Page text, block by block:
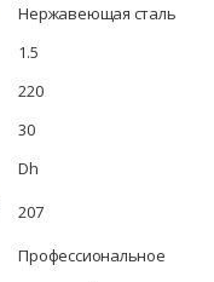
Нержавеющая сталь
1.5
220
30
Dh
207
Профессиональное